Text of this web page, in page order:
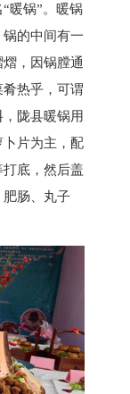
暖锅”。暖锅
的中间有一
，因锅膛通
热乎，可谓
陇县暖锅用
片为主，配
底，然后盖
肠、丸子